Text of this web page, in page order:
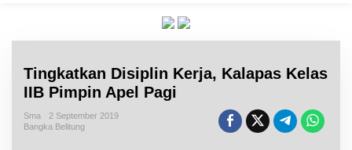
Tingkatkan Disiplin Kerja, Kalapas Kelas
IIB Pimpin Apel Pagi
Sma
2 September 2019
Bangka Belitung